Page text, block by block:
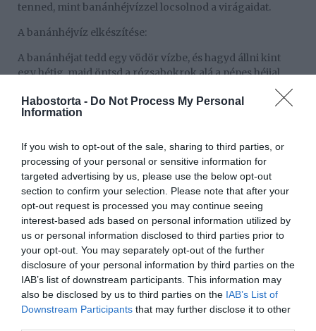
Habostorta - Do Not Process My Personal
Information
If you wish to opt-out of the sale, sharing to third parties, or
processing of your personal or sensitive information for
targeted advertising by us, please use the below opt-out
section to confirm your selection. Please note that after your
opt-out request is processed you may continue seeing
interest-based ads based on personal information utilized by
us or personal information disclosed to third parties prior to
your opt-out. You may separately opt-out of the further
disclosure of your personal information by third parties on the
IAB’s list of downstream participants. This information may
also be disclosed by us to third parties on the IAB’s List of
Downstream Participants that may further disclose it to other
tenned, mint banánhéjvízzel locsolnod a virágaidat.
A banánhéjvíz elkészítése:
A banánhéjat tedd egy vödör vízbe, és hagyd állni kint
egy hétig, majd öntsd a rózsabokrok alá a pépes héjjal
Címkék: tipp, növények, gondozás,rózsa,
egyszerű
Korábbi bejegyzések Következő bejegyzés
HASONLÓ BEJEGYZÉSEK